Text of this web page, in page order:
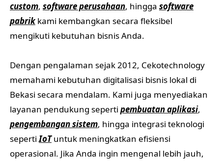
custom, software perusahaan, hingga software
pabrikkami kembangkan secara fleksibel
mengikuti kebutuhan bisnis Anda.
Dengan pengalaman sejak 2012, Cekotechnology
memahami kebutuhan digitalisasi bisnis lokal di
Bekasi secara mendalam. Kami juga menyediakan
layanan pendukung seperti pembuatan aplikasi,
pengembangan sistem, hingga integrasi teknologi
sepertiIoTuntuk meningkatkan efisiensi
operasional. Jika Anda ingin mengenal lebih jauh,